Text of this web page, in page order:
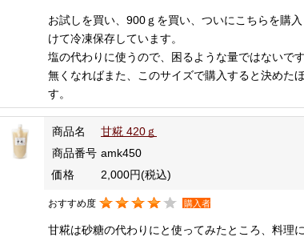
お試しを買い、900ｇを買い、ついにこちらを購
けて冷凍保存しています。
塩の代わりに使うので、困るような量ではないです
無くなればまた、このサイズで購入すると決めた
す。
商品名
甘糀 420ｇ
商品番号 amk450
価格
2,000円(税込)
おすすめ度 購入者
甘糀は砂糖の代わりにと使ってみたところ、料理